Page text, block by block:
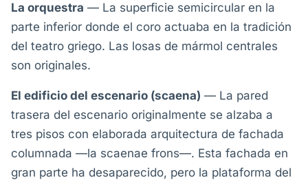
La orquestra — La superficie semicircular en la
parte inferior donde el coro actuaba en la tradición
del teatro griego. Las losas de mármol centrales
son originales.
El edificio del escenario (scaena) — La pared
trasera del escenario originalmente se alzaba a
tres pisos con elaborada arquitectura de fachada
columnada —la scaenae frons—. Esta fachada en
gran parte ha desaparecido, pero la plataforma del